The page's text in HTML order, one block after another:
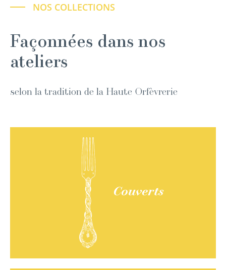
NOS COLLECTIONS
Façonnées dans nos
ateliers
selon la tradition de la Haute Orfèvrerie
Couverts